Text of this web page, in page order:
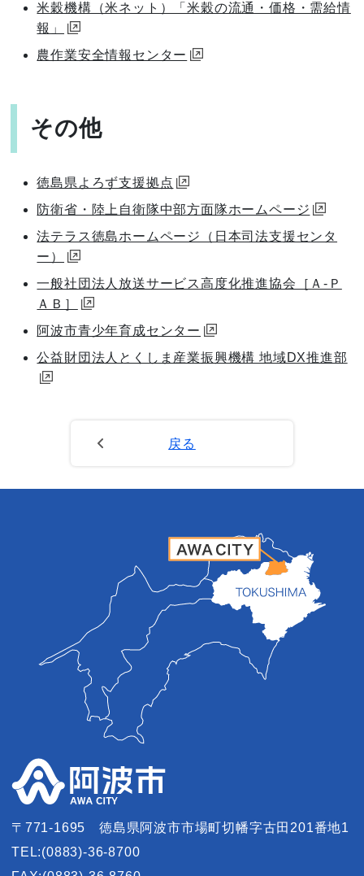
米穀機構（米ネット）「米穀の流通・価格・需給情
報」
農作業安全情報センター
その他
徳島県よろず支援拠点
防衛省・陸上自衛隊中部方面隊ホームページ
法テラス徳島ホームページ（日本司法支援センタ
ー）
一般社団法人放送サービス高度化推進協会［Ａ-Ｐ
ＡＢ］
阿波市青少年育成センター
公益財団法人とくしま産業振興機構 地域DX推進部
戻る
〒771-1695
徳島県阿波市市場町切幡字古田201番地1
TEL:(0883)-36-8700